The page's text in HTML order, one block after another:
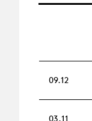
09.12
03.11